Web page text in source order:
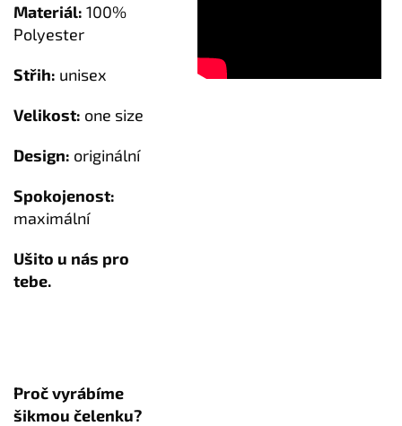
Materiál: 100%
Polyester
Střih: unisex
Velikost: one size
Design: originální
Spokojenost:
maximální
Ušito u nás pro
tebe.
Proč vyrábíme
šikmou čelenku?